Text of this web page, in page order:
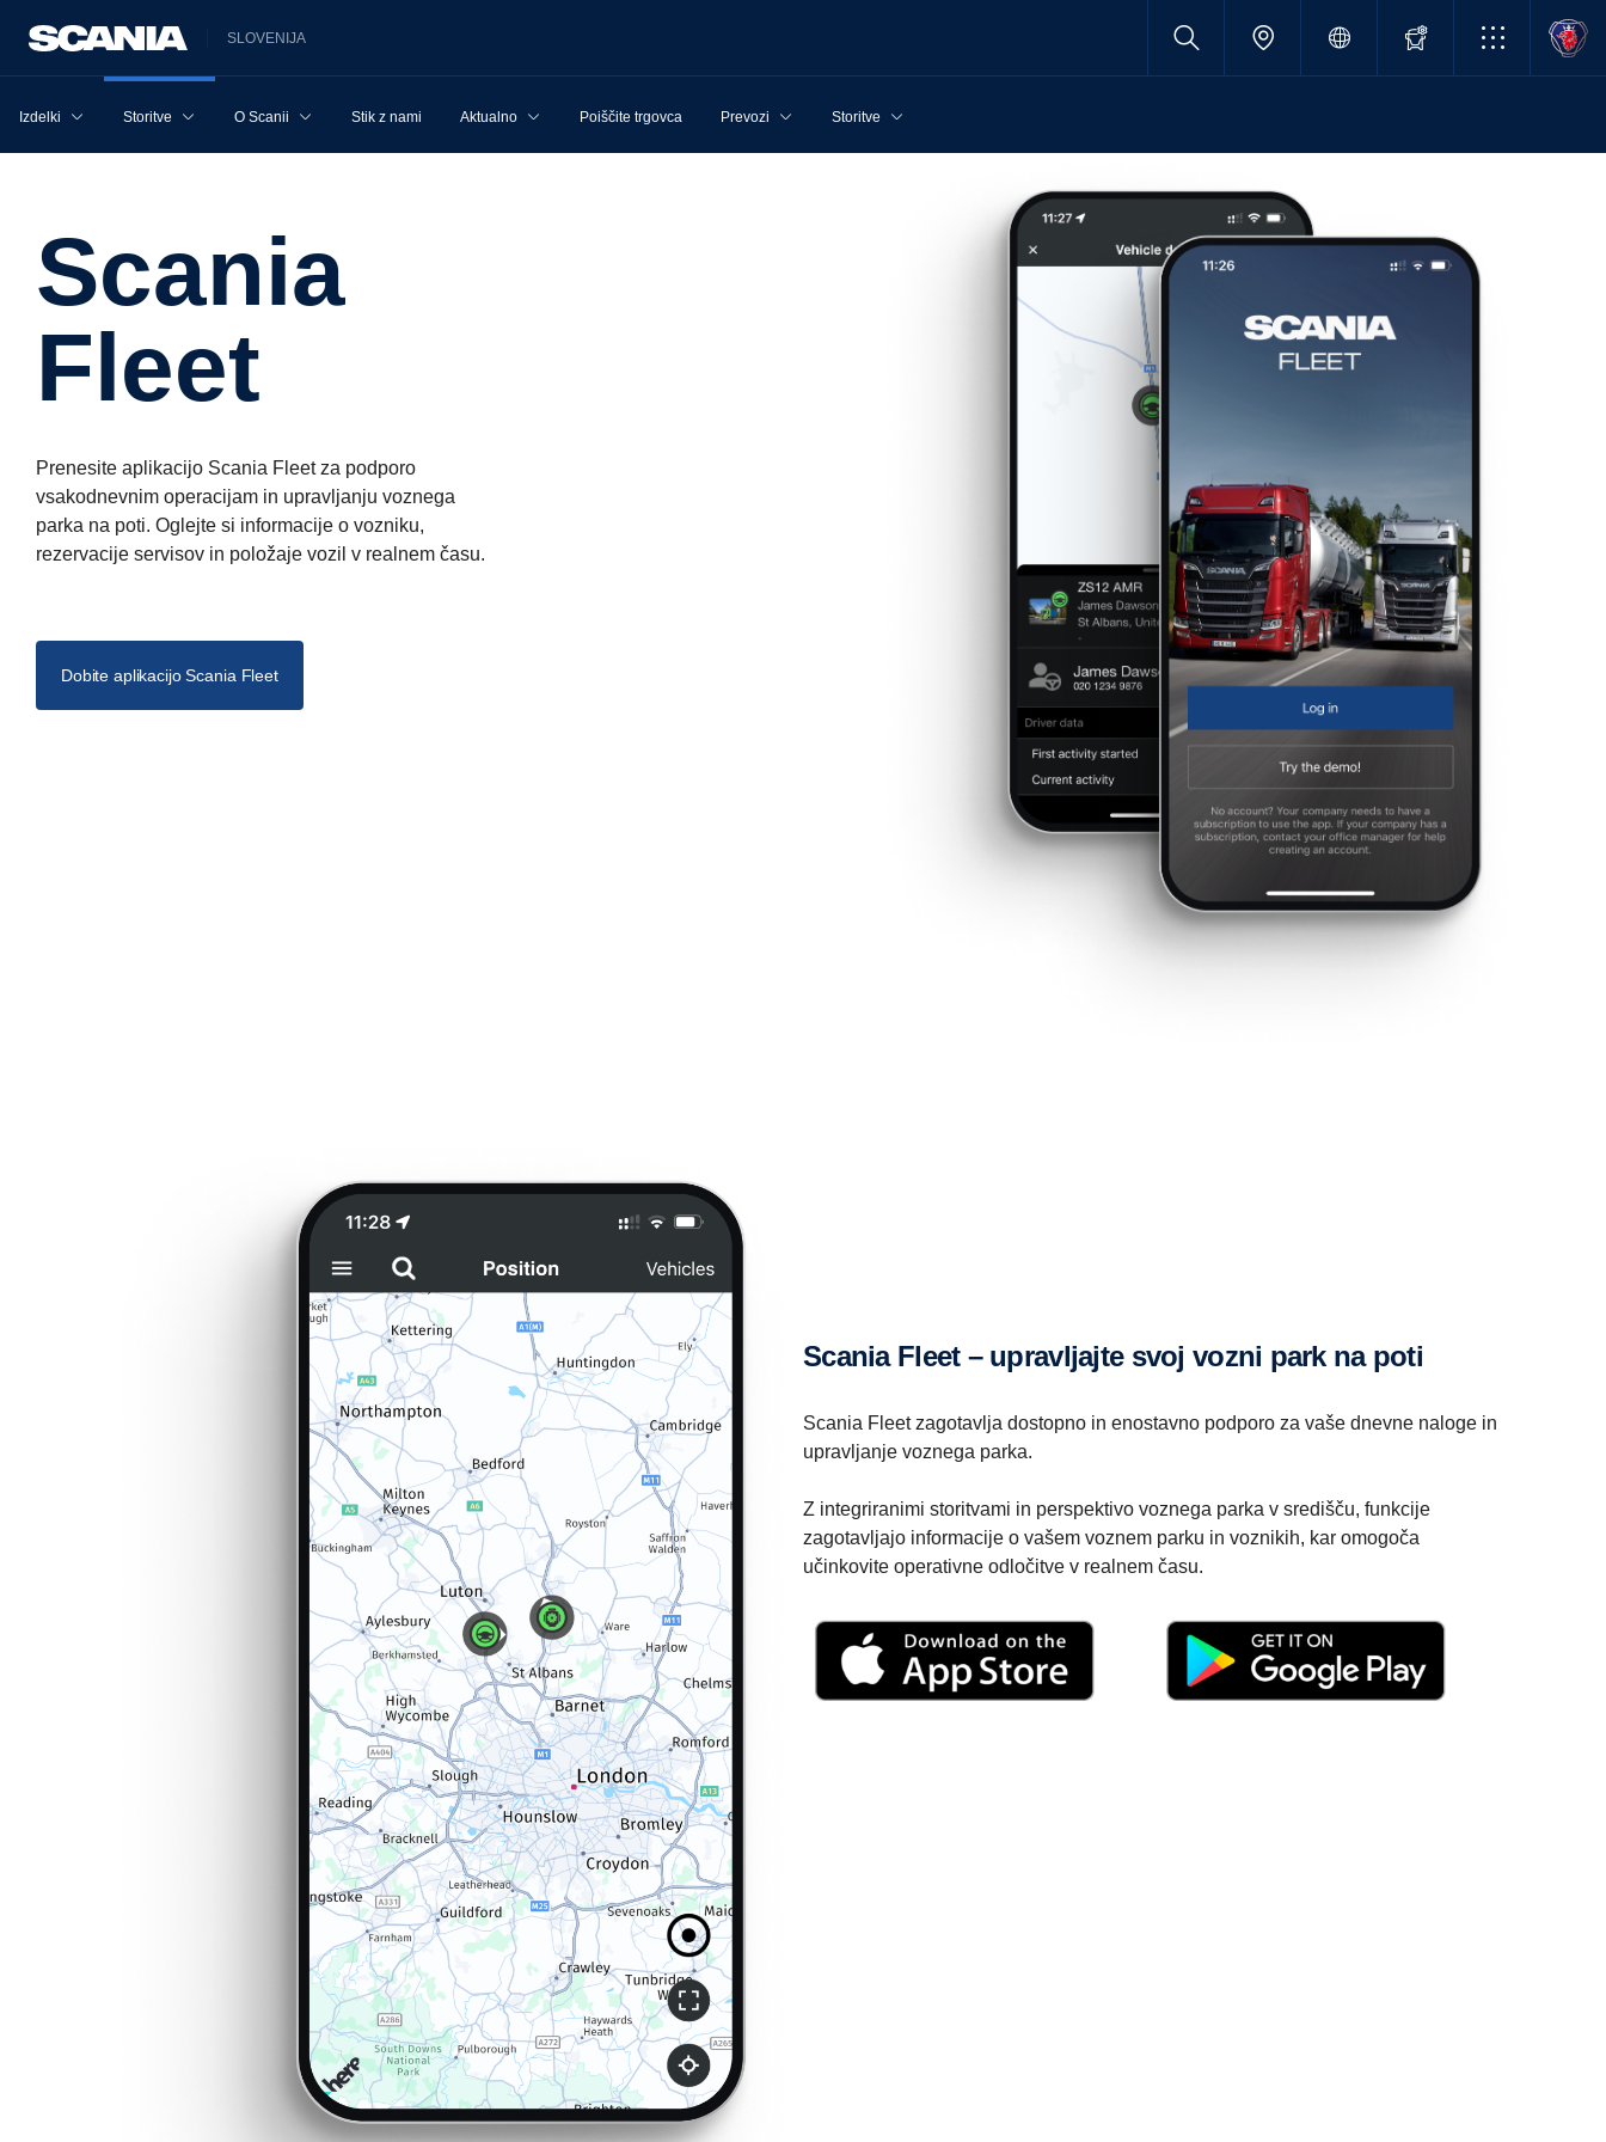
SLOVENIJA
Izdelki Storitve O Scanii Stik z nami Aktualno Poiščite trgovca Prevozi Storitve
Scania
Fleet
Prenesite aplikacijo Scania Fleet za podporo
vsakodnevnim operacijam in upravljanju voznega
parka na poti. Oglejte si informacije o vozniku,
rezervacije servisov in položaje vozil v realnem času.
Dobite aplikacijo Scania Fleet
Scania Fleet – upravljajte svoj vozni park na poti
Scania Fleet zagotavlja dostopno in enostavno podporo za vaše dnevne naloge in
upravljanje voznega parka.
Z integriranimi storitvami in perspektivo voznega parka v središču, funkcije
zagotavljajo informacije o vašem voznem parku in voznikih, kar omogoča
učinkovite operativne odločitve v realnem času.